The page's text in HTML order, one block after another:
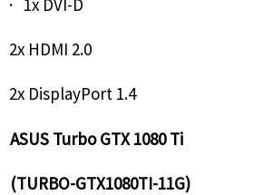
2x HDMI 2.0
2x DisplayPort 1.4
ASUS Turbo GTX 1080 Ti
(TURBO-GTX1080TI-11G)